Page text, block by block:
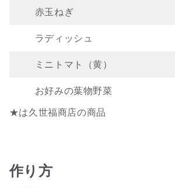
赤玉ねぎ
ラディッシュ
ミニトマト（黄）
お好みの葉物野菜
★は久世福商店の商品
作り方